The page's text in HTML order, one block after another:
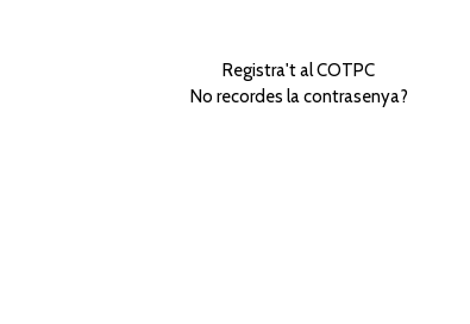
Registra't al COTPC
No recordes la contrasenya?